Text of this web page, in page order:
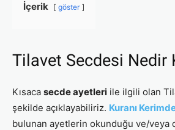
İçerik göster
Tilavet Secdesi Nedir
Kısaca secde ayetleri ile ilgili olan
şekilde açıklayabiliriz. Kuranı
bulunan ayetlerin okunduğu ve/veya